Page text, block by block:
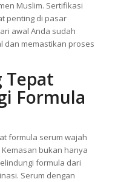
Muslim. Sertifikasi
penting di pasar
awal Anda sudah
dan memastikan proses
Tepat
Formula
formula serum wajah
bukan hanya
formula dari
Serum dengan